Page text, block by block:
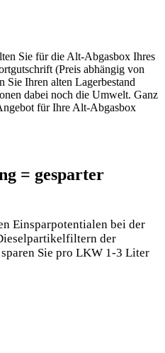
Sie für die Alt-Abgasbox Ihres
(Preis abhängig von
Sie Ihren alten Lagerbestand
dabei noch die Umwelt. Ganz
für Ihre Alt-Abgasbox
= gesparter
Einsparpotentialen bei der
der
Sie pro LKW 1-3 Liter